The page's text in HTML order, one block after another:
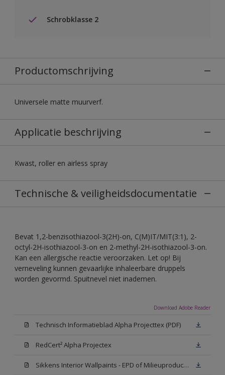
Schrobklasse 2
Productomschrijving
Universele matte muurverf.
Applicatie beschrijving
Kwast, roller en airless spray
Technische & veiligheidsdocumentatie
Bevat 1,2-benzisothiazool-3(2H)-on, C(M)IT/MIT(3:1), 2-
octyl-2H-isothiazool-3-on en 2-methyl-2H-isothiazool-3-on.
Kan een allergische reactie veroorzaken. Let op! Bij
verneveling kunnen gevaarlijke inhaleerbare druppels
worden gevormd. Spuitnevel niet inademen.
Download Adobe Reader
Technisch Informatieblad Alpha Projecttex (PDF)
RedCert² Alpha Projectex
Sikkens Interior Wallpaints - EPD of Milieuproductverklaring